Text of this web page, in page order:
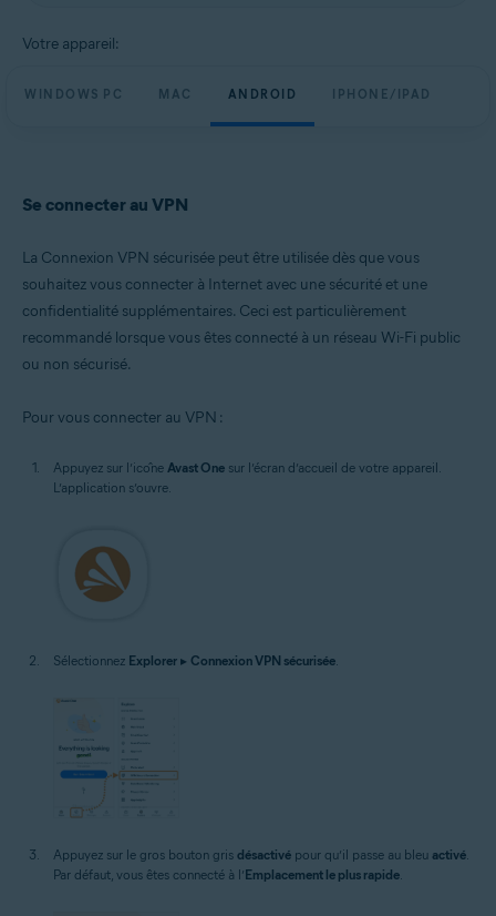
Votre appareil:
WINDOWS PC MAC ANDROID IPHONE/IPAD
Se connecter au VPN
La Connexion VPN sécurisée peut être utilisée dès que vous
souhaitez vous connecter à Internet avec une sécurité et une
confidentialité supplémentaires. Ceci est particulièrement
recommandé lorsque vous êtes connecté à un réseau Wi-Fi public
ou non sécurisé.
Pour vous connecter au VPN :
Appuyez sur l’icône Avast One sur l’écran d’accueil de votre appareil.
L’application s’ouvre.
Sélectionnez Explorer ▸ Connexion VPN sécurisée.
Appuyez sur le gros bouton gris désactivé pour qu’il passe au bleu activé
Par défaut, vous êtes connecté à l’Emplacement le plus rapide